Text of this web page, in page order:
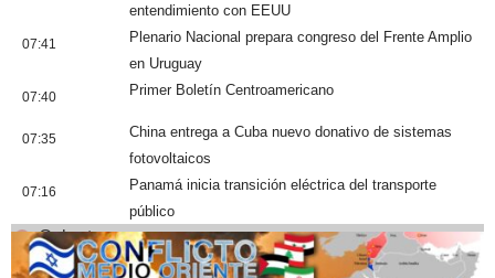
entendimiento con EEUU
07:41
Plenario Nacional prepara congreso del Frente Amplio
en Uruguay
07:40 Primer Boletín Centroamericano
07:35
China entrega a Cuba nuevo donativo de sistemas
fotovoltaicos
07:16
Panamá inicia transición eléctrica del transporte
público
Cobertura